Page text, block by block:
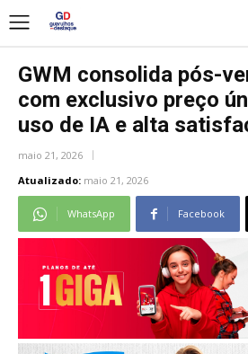
GWM consolida pós-
com exclusivo preço
uso de IA e alta
maio 21, 2026
Atualizado: maio 21, 2026
WhatsApp Facebook